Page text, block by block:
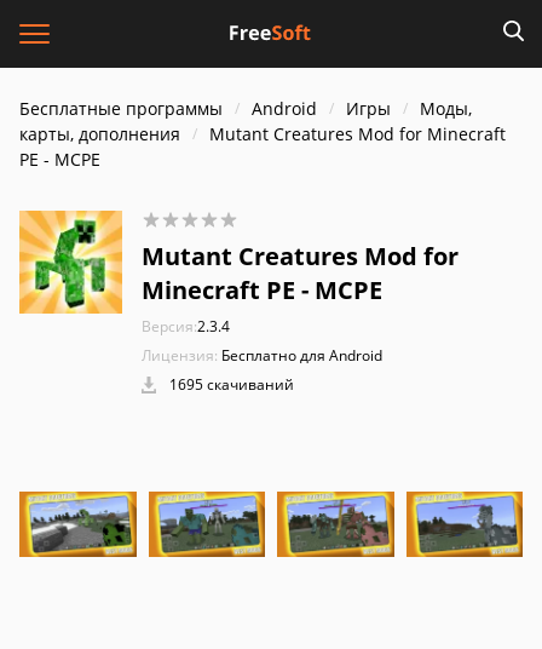
Бесплатные программы Android Игры
Моды,
карты, дополнения
Mutant Creatures Mod for Minecraft
PE - MCPE
Mutant Creatures Mod for
Minecraft PE - MCPE
Версия:2.3.4
Лицензия: Бесплатно для Android
1695 скачиваний